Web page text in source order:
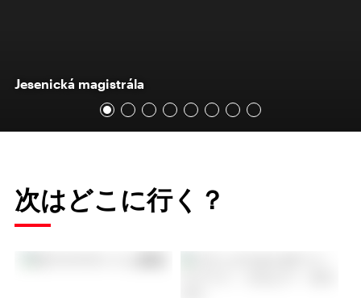
Jesenická magistrála
次はどこに行く？